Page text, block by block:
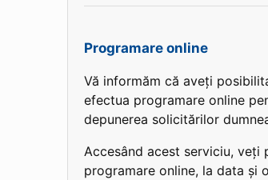
Programare online
Vă informăm că aveți
efectua programare online
depunerea solicitărilor
Accesând acest serviciu, veți
programare online, la data și